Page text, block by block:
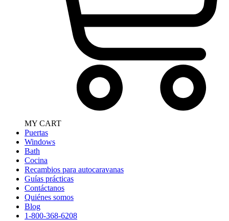
MY CART
Puertas
Windows
Bath
Cocina
Recambios para autocaravanas
Guías prácticas
Contáctanos
Quiénes somos
Blog
1-800-368-6208